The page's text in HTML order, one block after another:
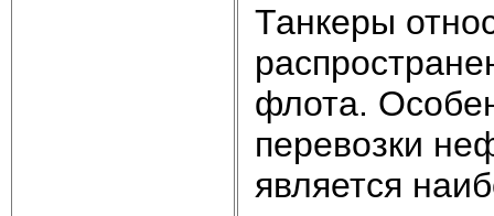
Танкеры
флота.
перевозки
является